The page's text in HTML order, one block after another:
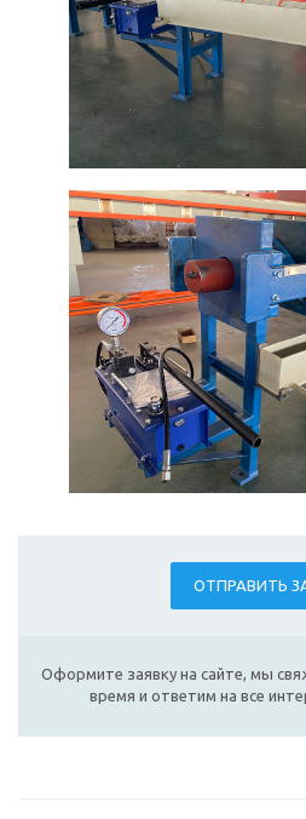
ОТПРАВИТЬ
Оформите заявку на сайте, мы
время и ответим на все